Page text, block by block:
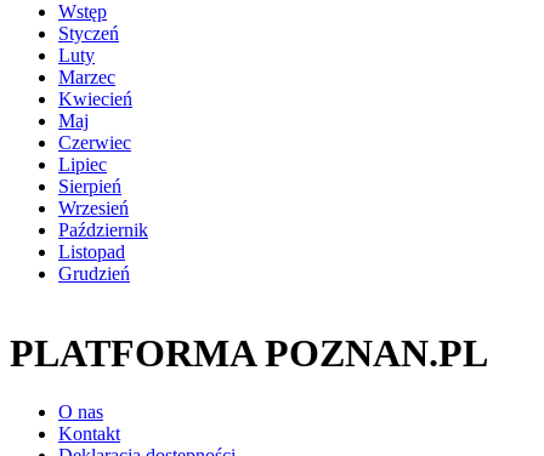
Wstęp
Styczeń
Luty
Marzec
Kwiecień
Maj
Czerwiec
Lipiec
Sierpień
Wrzesień
Październik
Listopad
Grudzień
PLATFORMA POZNAN.PL
O nas
Kontakt